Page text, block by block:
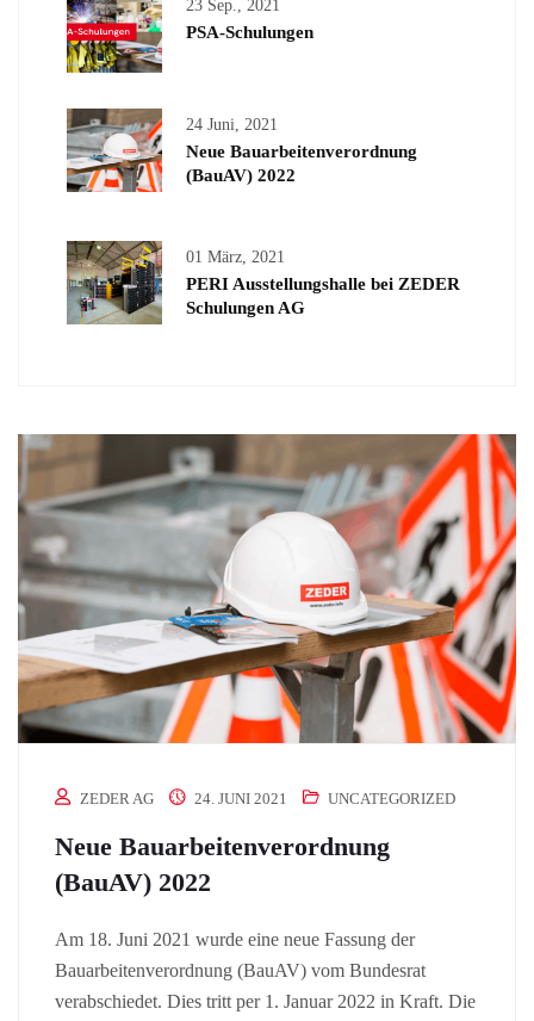
23 Sep., 2021
PSA-Schulungen
24 Juni, 2021
Neue Bauarbeitenverordnung
(BauAV) 2022
01 März, 2021
PERI Ausstellungshalle bei ZEDER
Schulungen AG
ZEDER AG 24. JUNI 2021 UNCATEGORIZED
Neue Bauarbeitenverordnung
(BauAV) 2022
Am 18. Juni 2021 wurde eine neue Fassung der
Bauarbeitenverordnung (BauAV) vom Bundesrat
verabschiedet. Dies tritt per 1. Januar 2022 in Kraft. Die